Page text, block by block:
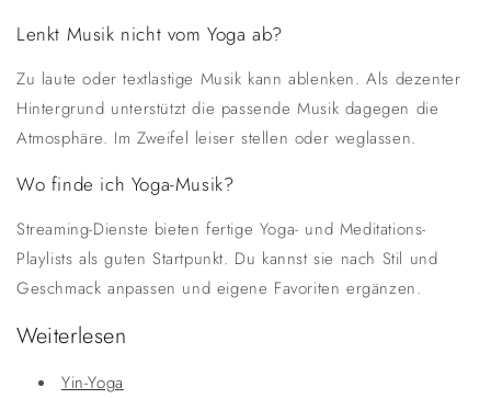
Lenkt Musik nicht vom Yoga ab?
Zu laute oder textlastige Musik kann ablenken. Als dezenter
Hintergrund unterstützt die passende Musik dagegen die
Atmosphäre. Im Zweifel leiser stellen oder weglassen.
Wo finde ich Yoga-Musik?
Streaming-Dienste bieten fertige Yoga- und Meditations-
Playlists als guten Startpunkt. Du kannst sie nach Stil und
Geschmack anpassen und eigene Favoriten ergänzen.
Weiterlesen
Yin-Yoga